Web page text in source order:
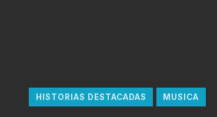
HISTORIAS DESTACADAS MUSICA